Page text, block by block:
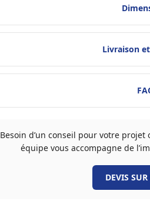
Livraison
Besoin d’un conseil pour votre
équipe vous accompagne de
DEVIS